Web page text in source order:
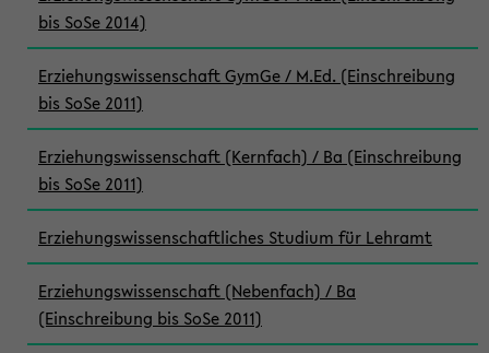
bis SoSe 2014)
Erziehungswissenschaft GymGe / M.Ed. (Einschreibung
bis SoSe 2011)
Erziehungswissenschaft (Kernfach) / Ba (Einschreibung
bis SoSe 2011)
Erziehungswissenschaftliches Studium für Lehramt
Erziehungswissenschaft (Nebenfach) / Ba
(Einschreibung bis SoSe 2011)